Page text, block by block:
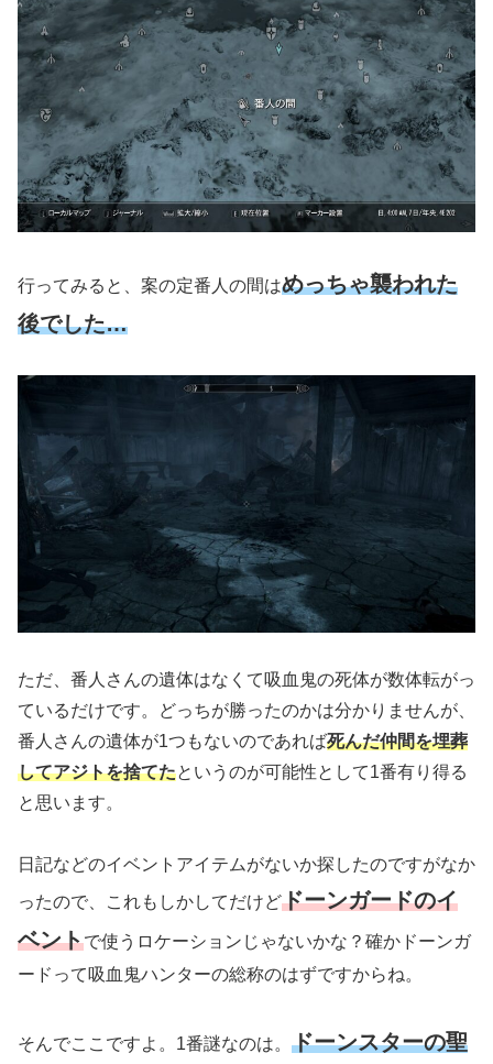
行ってみると、案の定番人の間はめっちゃ襲われた
後でした…
ただ、番人さんの遺体はなくて吸血鬼の死体が数体転がっ
ているだけです。どっちが勝ったのかは分かりませんが、
番人さんの遺体が1つもないのであれば死んだ仲間を埋葬
してアジトを捨てたというのが可能性として1番有り得る
と思います。
日記などのイベントアイテムがないか探したのですがなか
ったので、これもしかしてだけどドーンガードのイ
ベントで使うロケーションじゃないかな？確かドーンガ
ードって吸血鬼ハンターの総称のはずですからね。
そんでここですよ。1番謎なのは。 ドーンスターの聖